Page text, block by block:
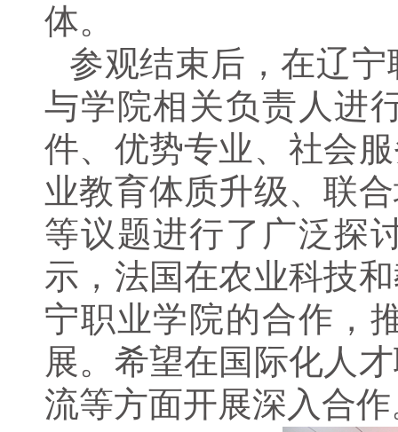
体。
参观结束后，在辽
与学院相关负责人进
件、优势专业、社会
业教育体质升级、联
等议题进行了广泛探
示，法国在农业科技
宁职业学院的合作，
展。希望在国际化人
流等方面开展深入合